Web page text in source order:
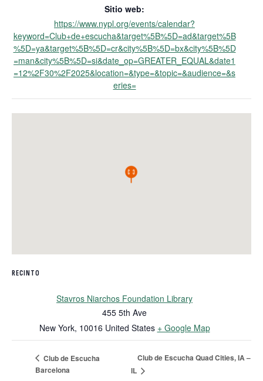
Sitio web:
https://www.nypl.org/events/calendar?
keyword=Club+de+escucha&target%5B%5D=ad&target%5B
%5D=ya&target%5B%5D=cr&city%5B%5D=bx&city%5B%5D
=man&city%5B%5D=si&date_op=GREATER_EQUAL&date1
=12%2F30%2F2025&location=&type=&topic=&audience=&s
eries=
RECINTO
Stavros Niarchos Foundation Library
455 5th Ave
New York, 10016 United States + Google Map
Club de Escucha
Barcelona
Club de Escucha Quad Cities, IA –
IL